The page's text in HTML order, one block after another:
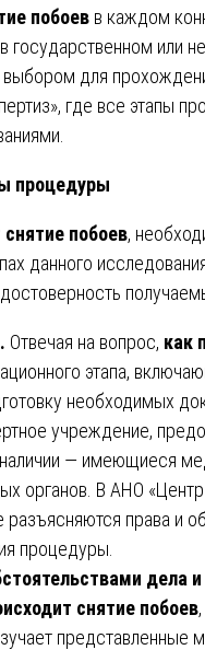
побоев в каждом
государственном или
для
где все этапы
процедуры
побоев,
данного
Отвечая на вопрос, как
этапа,
необходимых
учреждение,
— имеющиеся
органов. В АНО
права и
процедуры.
дела и
снятие побоев
представленные